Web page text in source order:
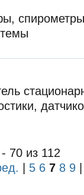
70 из 112
5 6 7 8 9